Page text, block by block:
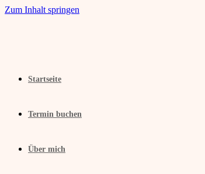
Zum Inhalt springen
Startseite
Termin buchen
Über mich